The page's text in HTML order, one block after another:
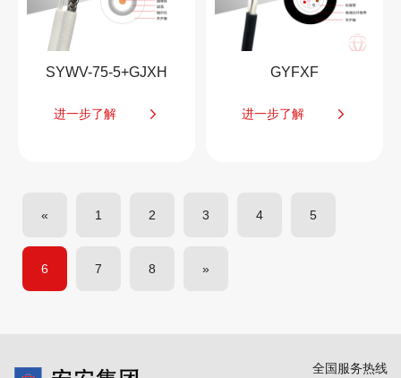
SYWV-75-5+GJXH
进一步了解
GYFXF
进一步了解
« 1 2 3 4 5
6 7 8 »
全国服务热线